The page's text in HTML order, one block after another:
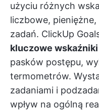
użyciu różnych
liczbowe,
zadań. ClickUp
kluczowe
pasków postępu,
termometrów.
zadaniami i
wpływ na ogólną